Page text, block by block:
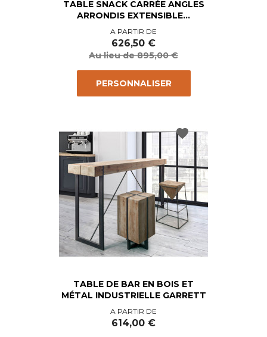
TABLE SNACK CARRÉE ANGLES
ARRONDIS EXTENSIBLE...
Prix
de
base
Prix
A PARTIR DE
626,50 €
Au lieu de 895,00 €
PERSONNALISER
TABLE DE BAR EN BOIS ET
MÉTAL INDUSTRIELLE GARRETT
Prix
A PARTIR DE
614,00 €
favorite